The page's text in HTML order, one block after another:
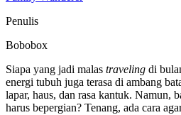
Penulis
Bobobox
Siapa yang jadi malas traveling di
energi tubuh juga terasa di ambang
lapar, haus, dan rasa kantuk. Namun,
harus bepergian? Tenang, ada cara